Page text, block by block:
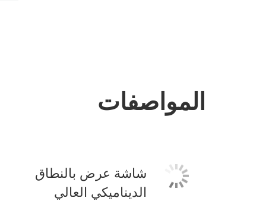
المواصفات
شاشة عرض بالنطاق
الديناميكي العالي